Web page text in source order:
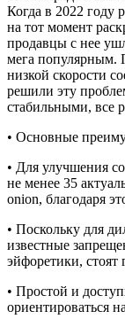
Когда в 2022 году
на тот момент
продавцы с нее
мега популярным.
низкой скорости
решили эту
стабильными, все
• Основные
• Для улучшения
не менее 35
onion, благодаря
• Поскольку для
известные
эйфоретики, стоят
• Простой и
ориентироваться